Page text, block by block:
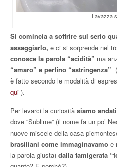
Lavazza
Si comincia a soffrire sul serio
assaggiarlo, e ci si sorprende nel
conosce la parola “acidità” ma
“amaro” e perfino “astringenza”
è fatto secondo le modalità di
qui ).
Per levarci la curiosità siamo
dove “Sublime” (il nome fa un po’
nuove miscele della casa
brasiliani come immaginavamo e
la parola giusta) dalla famigerata